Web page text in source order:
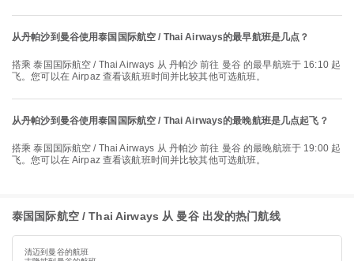
从丹帕沙到曼谷使用泰国国际航空 / Thai Airways的最早航班是几点？
搭乘 泰国国际航空 / Thai Airways 从 丹帕沙 前往 曼谷 的最早航班于 16:10 起
飞。您可以在 Airpaz 查看该航班时间并比较其他可选航班。
从丹帕沙到曼谷使用泰国国际航空 / Thai Airways的最晚航班是几点起飞？
搭乘 泰国国际航空 / Thai Airways 从 丹帕沙 前往 曼谷 的最晚航班于 19:00 起
飞。您可以在 Airpaz 查看该航班时间并比较其他可选航班。
泰国国际航空 / Thai Airways 从 曼谷 出发的热门航线
清迈到曼谷的航班